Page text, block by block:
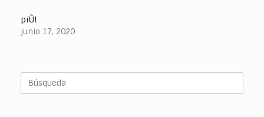
piÛ!
junio 17, 2020
Buscar: